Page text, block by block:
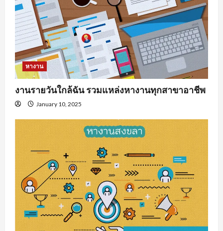
หางาน
งานรายวันใกล้ฉัน รวมแหล่งหางานทุกสาขาอาชีพ
January 10, 2025